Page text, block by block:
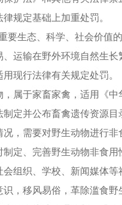
规定基础上加重处罚。
生态、科学、社会价值的
输在野外环境自然生长
现行法律有关规定处罚。
于家畜家禽，适用《中
并公布畜禽遗传资源目
需要对野生动物进行非
、完善野生动物非食用
织、学校、新闻媒体等
，移风易俗，革除滥食野